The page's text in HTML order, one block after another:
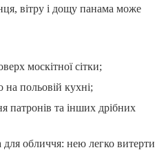
вітру і дощу панама може
москітної сітки;
на польовій кухні;
патронів та інших дрібних
для обличчя: нею легко витерти